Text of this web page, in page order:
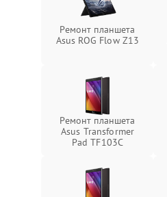
Ремонт планшета
Asus ROG Flow Z13
Ремонт планшета
Asus Transformer
Pad TF103C